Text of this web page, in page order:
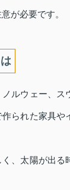
が必要です。
ルウェー、ス
られた家具や
、太陽が出る